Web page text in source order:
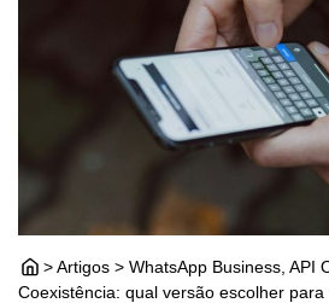
> Artigos > WhatsApp Business, API
Coexistência: qual versão escolher